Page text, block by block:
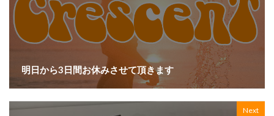
明日から3日間お休みさせて頂きます
Next